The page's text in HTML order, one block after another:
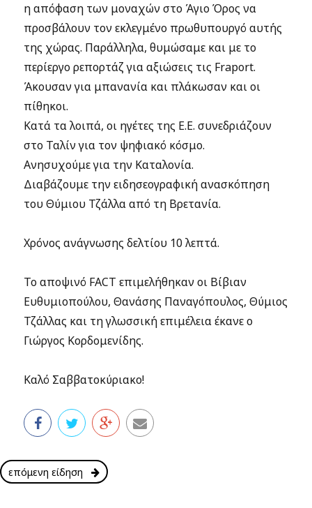
η απόφαση των μοναχών στο Άγιο Όρος να
προσβάλουν τον εκλεγμένο πρωθυπουργό αυτής
της χώρας. Παράλληλα, θυμώσαμε και με το
περίεργο ρεπορτάζ για αξιώσεις τις Fraport.
Άκουσαν για μπανανία και πλάκωσαν και οι
πίθηκοι.
Κατά τα λοιπά, οι ηγέτες της Ε.Ε. συνεδριάζουν
στο Ταλίν για τον ψηφιακό κόσμο.
Ανησυχούμε για την Καταλονία.
Διαβάζουμε την ειδησεογραφική ανασκόπηση
του Θύμιου Τζάλλα από τη Βρετανία.
Χρόνος ανάγνωσης δελτίου 10 λεπτά.
Το αποψινό FACT επιμελήθηκαν οι Βίβιαν
Ευθυμιοπούλου, Θανάσης Παναγόπουλος, Θύμιος
Τζάλλας και τη γλωσσική επιμέλεια έκανε ο
Γιώργος Κορδομενίδης.
Καλό Σαββατοκύριακο!
επόμενη είδηση